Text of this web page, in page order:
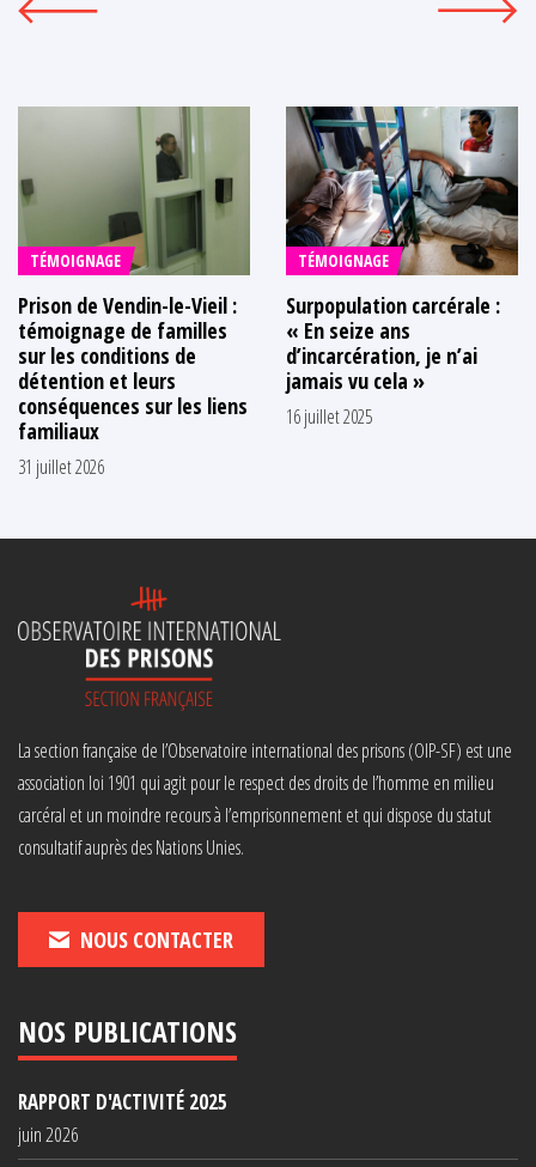
TÉMOIGNAGE
Prison de Vendin-le-Vieil :
témoignage de familles
sur les conditions de
détention et leurs
conséquences sur les liens
familiaux
31 juillet 2026
TÉMOIGNAGE
Surpopulation carcérale :
« En seize ans
d’incarcération, je n’ai
jamais vu cela »
16 juillet 2025
La section française de l’Observatoire international des prisons (OIP-SF) est une
association loi 1901 qui agit pour le respect des droits de l’homme en milieu
carcéral et un moindre recours à l’emprisonnement et qui dispose du statut
consultatif auprès des Nations Unies.
NOUS CONTACTER
NOS PUBLICATIONS
RAPPORT D'ACTIVITÉ 2025
juin 2026